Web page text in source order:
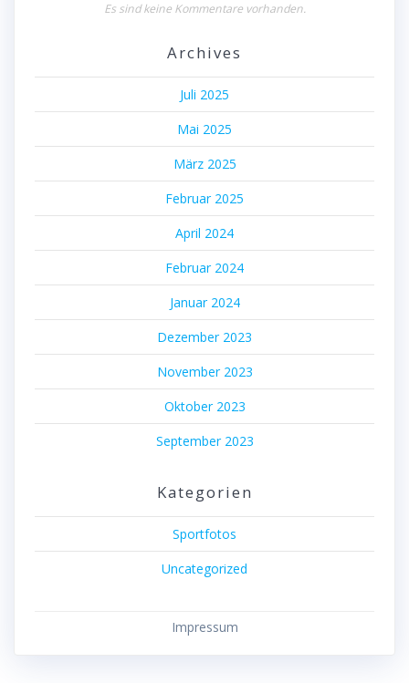
Es sind keine Kommentare vorhanden.
Archives
Juli 2025
Mai 2025
März 2025
Februar 2025
April 2024
Februar 2024
Januar 2024
Dezember 2023
November 2023
Oktober 2023
September 2023
Kategorien
Sportfotos
Uncategorized
Impressum